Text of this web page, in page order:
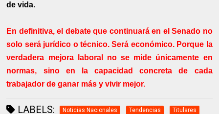
de vida.
En definitiva, el debate que continuará en el Senado no
solo será jurídico o técnico. Será económico. Porque la
verdadera mejora laboral no se mide únicamente en
normas, sino en la capacidad concreta de cada
trabajador de ganar más y vivir mejor.
LABELS: Noticias Nacionales Tendencias Titulares